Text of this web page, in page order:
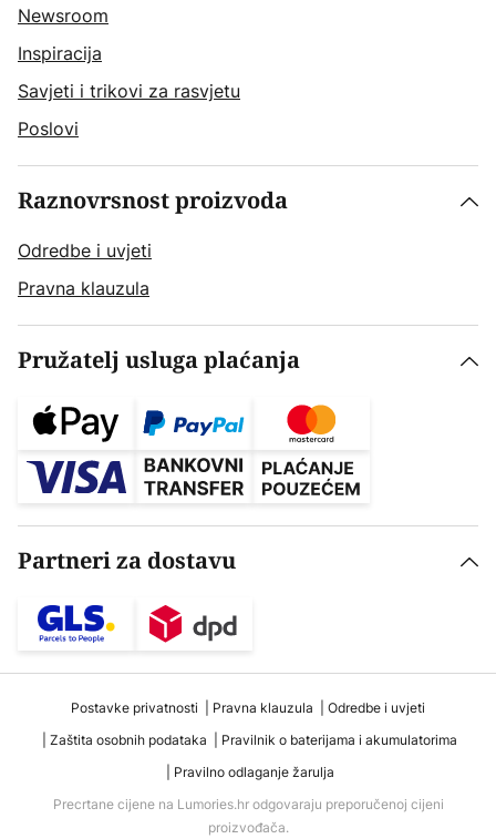
Newsroom
Inspiracija
Savjeti i trikovi za rasvjetu
Poslovi
Raznovrsnost proizvoda
Odredbe i uvjeti
Pravna klauzula
Pružatelj usluga plaćanja
Partneri za dostavu
Postavke privatnosti Pravna klauzula
Odredbe i uvjeti
Zaštita osobnih podataka
Pravilnik o baterijama i akumulatorima
Pravilno odlaganje žarulja
Precrtane cijene na Lumories.hr odgovaraju preporučenoj cijeni
proizvođača.